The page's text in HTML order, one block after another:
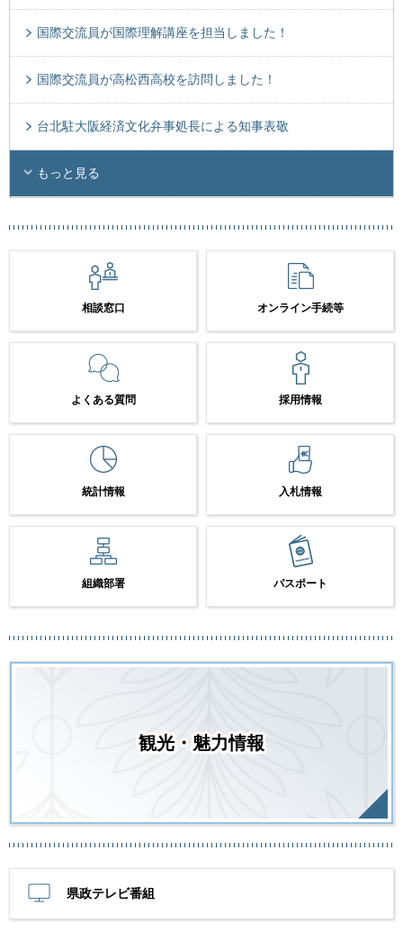
国際交流員が国際理解講座を担当しました！
国際交流員が高松西高校を訪問しました！
台北駐大阪経済文化弁事処長による知事表敬
もっと見る
相談窓口 オンライン手続等
よくある質問 採用情報
統計情報 入札情報
組織部署 パスポート
観光・魅力情報
県政テレビ番組